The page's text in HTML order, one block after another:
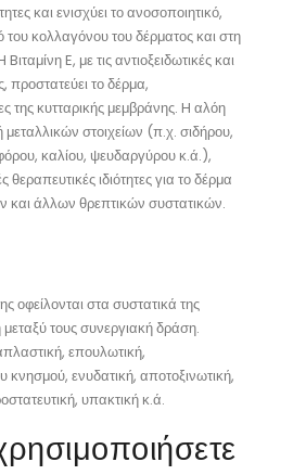
και ενισχύει το ανοσοποιητικό,
κολλαγόνου του δέρματος και στη
E, με τις αντιοξειδωτικές και
προστατεύει το δέρμα,
της κυτταρικής μεμβράνης. H αλόη
στοιχείων (π.χ. σιδήρου,
καλίου, ψευδαργύρου κ.ά.),
ιδιότητες για το δέρμα
και άλλων θρεπτικών συστατικών.
οφείλονται στα συστατικά της
τους συνεργιακή δράση.
επουλωτική,
κνησμού, ενυδατική, αποτοξινωτική,
υπακτική κ.ά.